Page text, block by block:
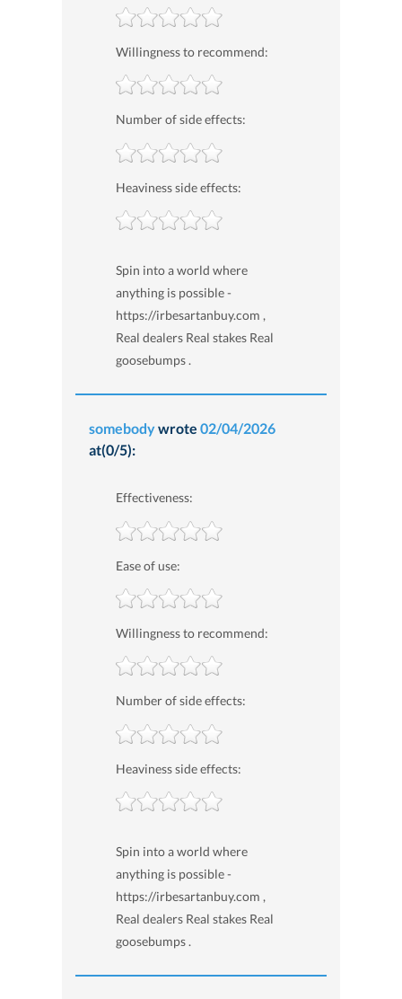
Willingness to recommend:
Number of side effects:
Heaviness side effects:
Spin into a world where
anything is possible -
https://irbesartanbuy.com ,
Real dealers Real stakes Real
goosebumps .
somebodywrote 02/04/2026
at(0/5):
Effectiveness:
Ease of use:
Willingness to recommend:
Number of side effects:
Heaviness side effects:
Spin into a world where
anything is possible -
https://irbesartanbuy.com ,
Real dealers Real stakes Real
goosebumps .